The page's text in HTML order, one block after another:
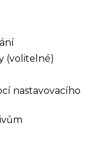
(volitelné)
nastavovacího